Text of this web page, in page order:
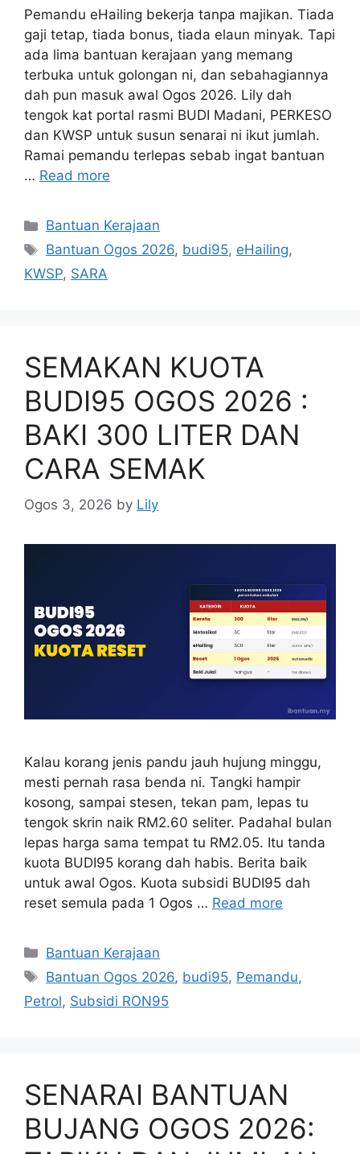
Pemandu eHailing bekerja tanpa majikan. Tiada
gaji tetap, tiada bonus, tiada elaun minyak. Tapi
ada lima bantuan kerajaan yang memang
terbuka untuk golongan ni, dan sebahagiannya
dah pun masuk awal Ogos 2026. Lily dah
tengok kat portal rasmi BUDI Madani, PERKESO
dan KWSP untuk susun senarai ni ikut jumlah.
Ramai pemandu terlepas sebab ingat bantuan
… Read more
Categories
Bantuan Kerajaan
Tags
Bantuan Ogos 2026, budi95, eHailing,
KWSP, SARA
SEMAKAN KUOTA
BUDI95 OGOS 2026 :
BAKI 300 LITER DAN
CARA SEMAK
Ogos 3, 2026 by Lily
Kalau korang jenis pandu jauh hujung minggu,
mesti pernah rasa benda ni. Tangki hampir
kosong, sampai stesen, tekan pam, lepas tu
tengok skrin naik RM2.60 seliter. Padahal bulan
lepas harga sama tempat tu RM2.05. Itu tanda
kuota BUDI95 korang dah habis. Berita baik
untuk awal Ogos. Kuota subsidi BUDI95 dah
reset semula pada 1 Ogos … Read more
Categories
Bantuan Kerajaan
Tags
Bantuan Ogos 2026, budi95, Pemandu,
Petrol, Subsidi RON95
SENARAI BANTUAN
BUJANG OGOS 2026: